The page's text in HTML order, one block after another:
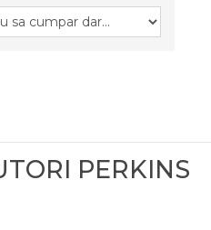
PERKINS